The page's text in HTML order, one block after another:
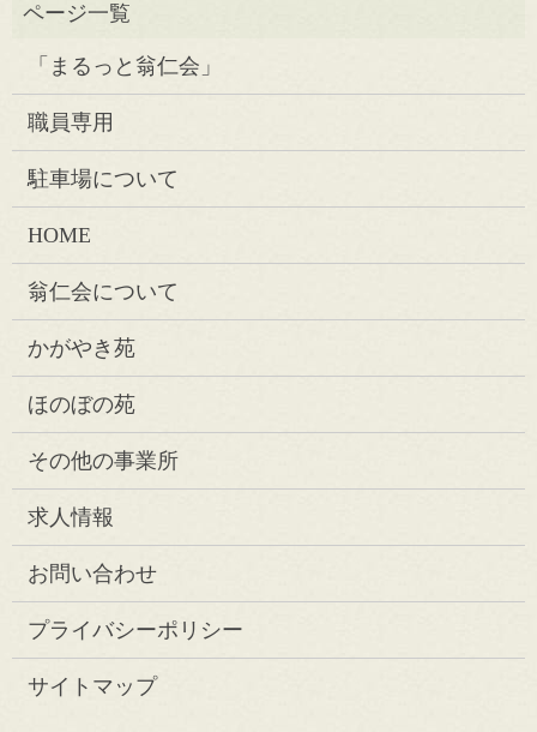
「まるっと翁仁会」
職員専用
駐車場について
HOME
翁仁会について
かがやき苑
ほのぼの苑
その他の事業所
求人情報
お問い合わせ
プライバシーポリシー
サイトマップ